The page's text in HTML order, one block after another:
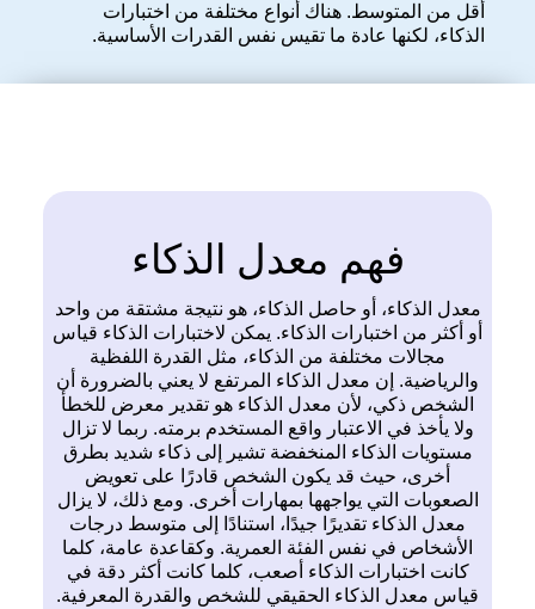
أقل من المتوسط. هناك أنواع مختلفة من اختبارات
الذكاء، لكنها عادة ما تقيس نفس القدرات الأساسية.
فهم معدل الذكاء
معدل الذكاء، أو حاصل الذكاء، هو نتيجة مشتقة من واحد
أو أكثر من اختبارات الذكاء. يمكن لاختبارات الذكاء قياس
مجالات مختلفة من الذكاء، مثل القدرة اللفظية
والرياضية. إن معدل الذكاء المرتفع لا يعني بالضرورة أن
الشخص ذكي، لأن معدل الذكاء هو تقدير معرض للخطأ
ولا يأخذ في الاعتبار واقع المستخدم برمته. ربما لا تزال
مستويات الذكاء المنخفضة تشير إلى ذكاء شديد بطرق
أخرى، حيث قد يكون الشخص قادرًا على تعويض
الصعوبات التي يواجهها بمهارات أخرى. ومع ذلك، لا يزال
معدل الذكاء تقديرًا جيدًا، استنادًا إلى متوسط درجات
الأشخاص في نفس الفئة العمرية. وكقاعدة عامة، كلما
كانت اختبارات الذكاء أصعب، كلما كانت أكثر دقة في
قياس معدل الذكاء الحقيقي للشخص والقدرة المعرفية.